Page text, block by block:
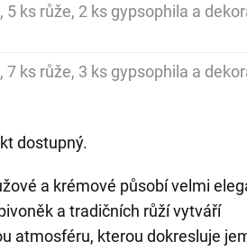
5 ks růže, 2 ks gypsophila a
7 ks růže, 3 ks gypsophila a
dostupný.
a krémové působí velmi
a tradičních růží vytváří
atmosféru, kterou dokresluje